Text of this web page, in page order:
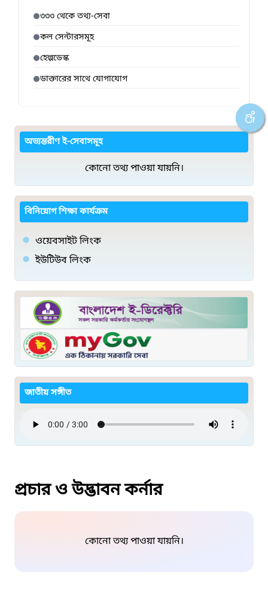
৩৩৩ থেকে তথ্য-সেবা
কল সেন্টারসমূহ
হেল্পডেস্ক
ডাক্তারের সাথে যোগাযোগ
অভ্যন্তরীণ ই-সেবাসমূহ
কোনো তথ্য পাওয়া যায়নি।
বিনিয়োগ শিক্ষা কার্যক্রম
ওয়েবসাইট লিংক
ইউটিউব লিংক
জাতীয় সঙ্গীত
প্রচার ও উদ্ভাবন কর্নার
কোনো তথ্য পাওয়া যায়নি।